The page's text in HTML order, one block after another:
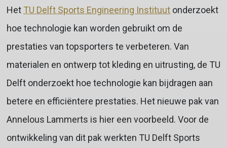
Het TU Delft Sports Engineering Instituutonderzoekt
hoe technologie kan worden gebruikt om de
prestaties van topsporters te verbeteren. Van
materialen en ontwerp tot kleding en uitrusting, de TU
Delft onderzoekt hoe technologie kan bijdragen aan
betere en efficiëntere prestaties. Het nieuwe pak van
Annelous Lammerts is hier een voorbeeld. Voor de
ontwikkeling van dit pak werkten TU Delft Sports